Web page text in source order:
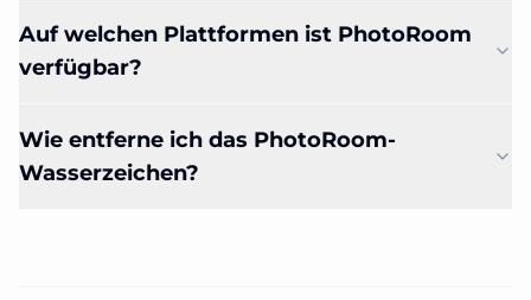
Auf welchen Plattformen ist PhotoRoom
verfügbar?
Wie entferne ich das PhotoRoom-
Wasserzeichen?